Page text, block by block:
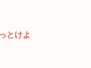
とけよ